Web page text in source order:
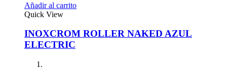
Añadir al carrito
Quick View
INOXCROM ROLLER NAKED AZUL
ELECTRIC